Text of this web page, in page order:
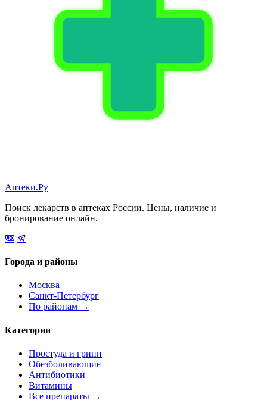
Аптеки.Ру
Поиск лекарств в аптеках России. Цены, наличие и
бронирование онлайн.
Города и районы
Москва
Санкт-Петербург
По районам →
Категории
Простуда и грипп
Обезболивающие
Антибиотики
Витамины
Все препараты →